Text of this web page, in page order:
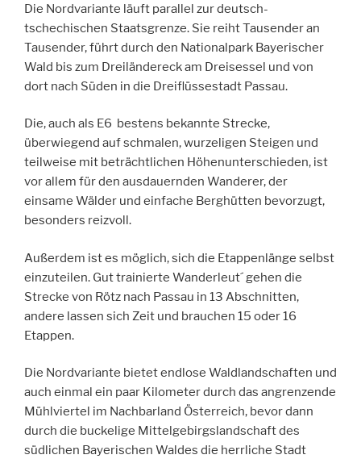
Die Nordvariante läuft parallel zur deutsch-
tschechischen Staatsgrenze. Sie reiht Tausender an
Tausender, führt durch den Nationalpark Bayerischer
Wald bis zum Dreiländereck am Dreisessel und von
dort nach Süden in die Dreiflüssestadt Passau.
Die, auch als E6 bestens bekannte Strecke,
überwiegend auf schmalen, wurzeligen Steigen und
teilweise mit beträchtlichen Höhenunterschieden, ist
vor allem für den ausdauernden Wanderer, der
einsame Wälder und einfache Berghütten bevorzugt,
besonders reizvoll.
Außerdem ist es möglich, sich die Etappenlänge selbst
einzuteilen. Gut trainierte Wanderleut´ gehen die
Strecke von Rötz nach Passau in 13 Abschnitten,
andere lassen sich Zeit und brauchen 15 oder 16
Etappen.
Die Nordvariante bietet endlose Waldlandschaften und
auch einmal ein paar Kilometer durch das angrenzende
Mühlviertel im Nachbarland Österreich, bevor dann
durch die buckelige Mittelgebirgslandschaft des
südlichen Bayerischen Waldes die herrliche Stadt